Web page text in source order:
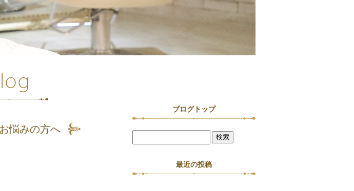
悩みの方へ
ブログトップ
最近の投稿